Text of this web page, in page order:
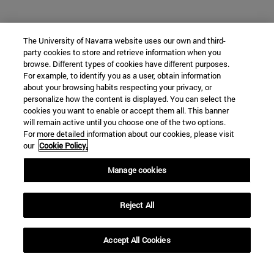
The University of Navarra website uses our own and third-
party cookies to store and retrieve information when you
browse. Different types of cookies have different purposes.
For example, to identify you as a user, obtain information
about your browsing habits respecting your privacy, or
personalize how the content is displayed. You can select the
cookies you want to enable or accept them all. This banner
will remain active until you choose one of the two options.
For more detailed information about our cookies, please visit
our Cookie Policy.
Manage cookies
Reject All
Accept All Cookies